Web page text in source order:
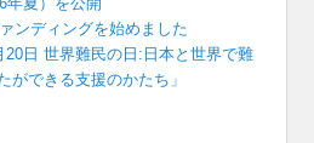
ンディングを始めました
日 世界難民の日:日本と世界で難
ができる支援のかたち」